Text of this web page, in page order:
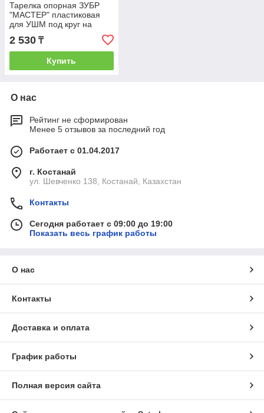
Тарелка опорная ЗУБР
"МАСТЕР" пластиковая
для УШМ под круг на
липучке, мягкая
полиуретановая 180
2 530 ₸
Купить
О нас
Рейтинг не сформирован
Менее 5 отзывов за последний год
Работает с 01.04.2017
г. Костанай
ул. Шевченко 138, Костанай, Казахстан
Контакты
Сегодня работает с 09:00 до 19:00
Показать весь график работы
О нас
Контакты
Доставка и оплата
График работы
Полная версия сайта